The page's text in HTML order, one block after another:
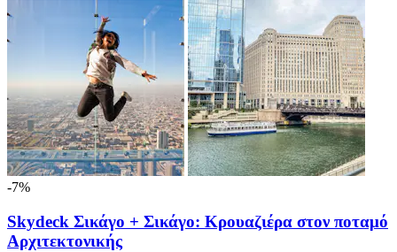
-7%
Skydeck Σικάγο + Σικάγο: Κρουαζιέρα στον ποταμό
Αρχιτεκτονικής